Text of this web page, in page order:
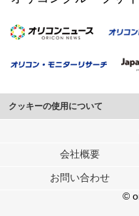
クッキーの使用について
このサイトでは Cookie を使用
行っています。
メディアや広告配信、データ解
各パートナーは、この情報とユ
ユーザーが各パートナーのサー
会社概要
お問い合わせ
©